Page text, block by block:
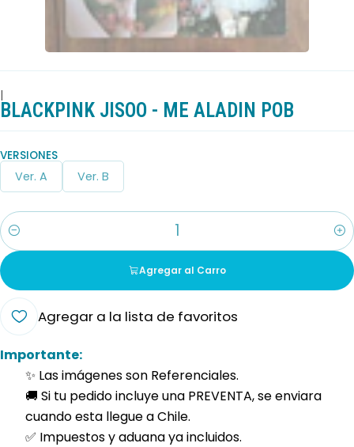
|
BLACKPINK JISOO - ME ALADIN POB
VERSIONES
Ver. A Ver. B
Cantidad
Agregar al Carro
Agregar a la lista de favoritos
Importante:
✨ Las imágenes son Referenciales.
🚚 Si tu pedido incluye una PREVENTA, se enviara
cuando esta llegue a Chile.
✅ Impuestos y aduana ya incluidos.